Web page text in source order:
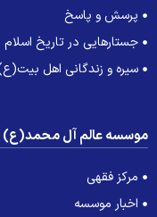
پرسش و پاسخ
جستارهایی در تاریخ اسلام
سیره و زندگانی اهل بیت(ع)
عالم آل محمد(ع)
مرکز فقهی
اخبار موسسه